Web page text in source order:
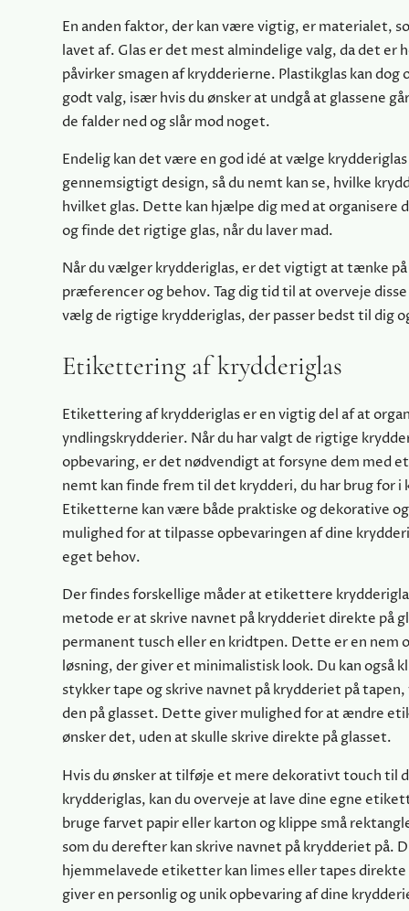
En anden faktor, der kan være vigtig, er materialet,
lavet af. Glas er det mest almindelige valg, da det er
påvirker smagen af ​​krydderierne. Plastikglas kan dog
godt valg, især hvis du ønsker at undgå at glassene
de falder ned og slår mod noget.
Endelig kan det være en god idé at vælge
gennemsigtigt design, så du nemt kan se, hvilke
hvilket glas. Dette kan hjælpe dig med at organisere
og finde det rigtige glas, når du laver mad.
Når du vælger krydderiglas, er det vigtigt at tænke på
præferencer og behov. Tag dig tid til at overveje
vælg de rigtige krydderiglas, der passer bedst til dig
Etikettering af krydderiglas
Etikettering af krydderiglas er en vigtig del af at
yndlingskrydderier. Når du har valgt de rigtige
opbevaring, er det nødvendigt at forsyne dem med
nemt kan finde frem til det krydderi, du har brug for i
Etiketterne kan være både praktiske og dekorative
mulighed for at tilpasse opbevaringen af dine
eget behov.
Der findes forskellige måder at etikettere
metode er at skrive navnet på krydderiet direkte på
permanent tusch eller en kridtpen. Dette er en nem
løsning, der giver et minimalistisk look. Du kan også
stykker tape og skrive navnet på krydderiet på
den på glasset. Dette giver mulighed for at ændre
ønsker det, uden at skulle skrive direkte på glasset.
Hvis du ønsker at tilføje et mere dekorativt touch til
krydderiglas, kan du overveje at lave dine egne
bruge farvet papir eller karton og klippe små
som du derefter kan skrive navnet på krydderiet på.
hjemmelavede etiketter kan limes eller tapes direkte
giver en personlig og unik opbevaring af dine